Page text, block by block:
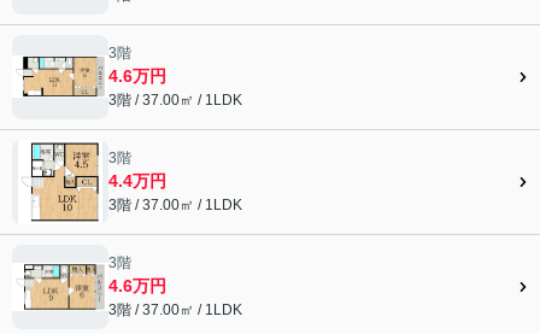
3階
4.6万円
3階 / 37.00㎡ / 1LDK
3階
4.4万円
3階 / 37.00㎡ / 1LDK
3階
4.6万円
3階 / 37.00㎡ / 1LDK